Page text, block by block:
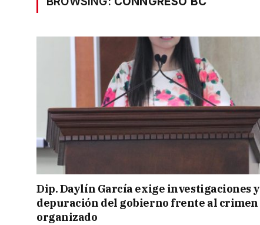
Dip. Daylín García exige investigaciones y
depuración del gobierno frente al crimen
organizado